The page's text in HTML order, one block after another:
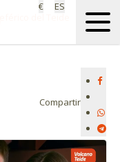
€
ES
del Teide
Compartir